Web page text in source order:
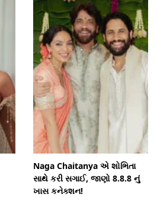
Naga Chaitanya એ શોભિતા
સાથે કરી સગાઈ, જાણો 8.8.8 નું
ખાસ કનેક્શન!